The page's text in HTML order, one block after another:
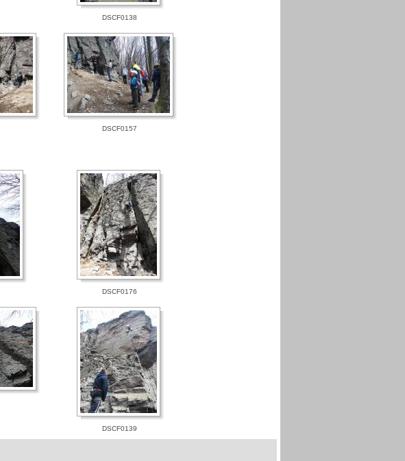
DSCF0138
DSCF0157
DSCF0176
DSCF0139